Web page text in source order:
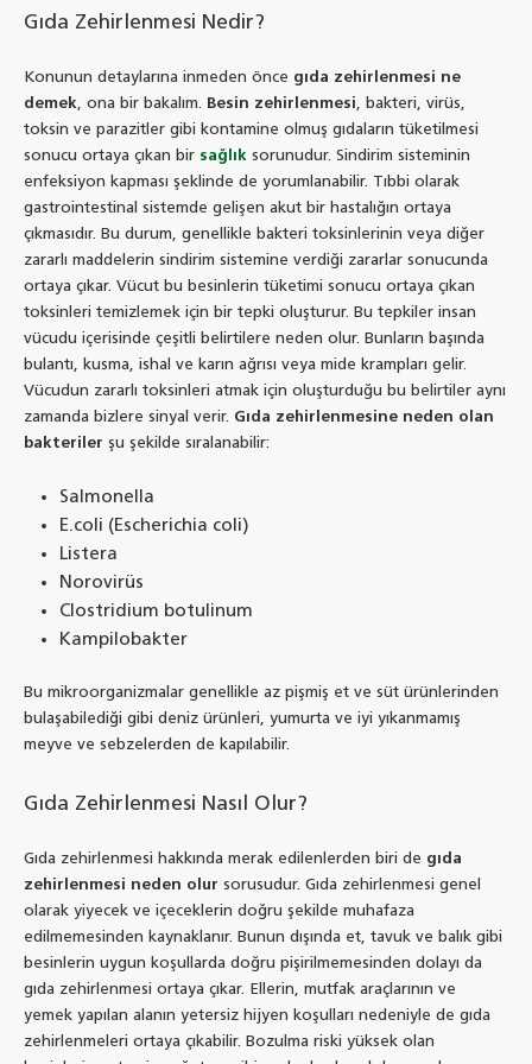
Gıda Zehirlenmesi Nedir?
Konunun detaylarına inmeden önce gıda zehirlenmesi ne
demek, ona bir bakalım. Besin zehirlenmesi, bakteri, virüs,
toksin ve parazitler gibi kontamine olmuş gıdaların tüketilmesi
sonucu ortaya çıkan bir sağlık sorunudur. Sindirim sisteminin
enfeksiyon kapması şeklinde de yorumlanabilir. Tıbbi olarak
gastrointestinal sistemde gelişen akut bir hastalığın ortaya
çıkmasıdır. Bu durum, genellikle bakteri toksinlerinin veya diğer
zararlı maddelerin sindirim sistemine verdiği zararlar sonucunda
ortaya çıkar. Vücut bu besinlerin tüketimi sonucu ortaya çıkan
toksinleri temizlemek için bir tepki oluşturur. Bu tepkiler insan
vücudu içerisinde çeşitli belirtilere neden olur. Bunların başında
bulantı, kusma, ishal ve karın ağrısı veya mide krampları gelir.
Vücudun zararlı toksinleri atmak için oluşturduğu bu belirtiler aynı
zamanda bizlere sinyal verir. Gıda zehirlenmesine neden olan
bakteriler şu şekilde sıralanabilir:
Salmonella
E.coli (Escherichia coli)
Listera
Norovirüs
Clostridium botulinum
Kampilobakter
Bu mikroorganizmalar genellikle az pişmiş et ve süt ürünlerinden
bulaşabilediği gibi deniz ürünleri, yumurta ve iyi yıkanmamış
meyve ve sebzelerden de kapılabilir.
Gıda Zehirlenmesi Nasıl Olur?
Gıda zehirlenmesi hakkında merak edilenlerden biri de gıda
zehirlenmesi neden olur sorusudur. Gıda zehirlenmesi genel
olarak yiyecek ve içeceklerin doğru şekilde muhafaza
edilmemesinden kaynaklanır. Bunun dışında et, tavuk ve balık gibi
besinlerin uygun koşullarda doğru pişirilmemesinden dolayı da
gıda zehirlenmesi ortaya çıkar. Ellerin, mutfak araçlarının ve
yemek yapılan alanın yetersiz hijyen koşulları nedeniyle de gıda
zehirlenmeleri ortaya çıkabilir. Bozulma riski yüksek olan